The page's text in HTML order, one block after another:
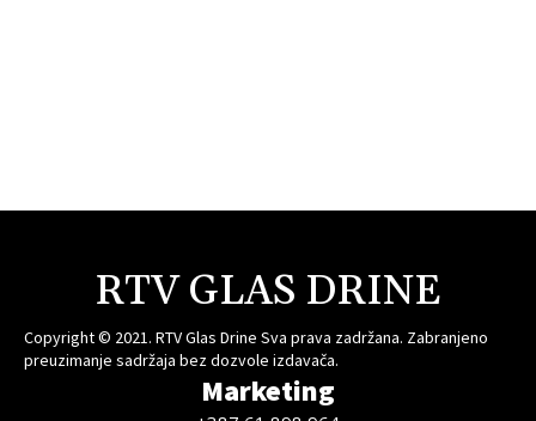
RTV GLAS DRINE
Copyright © 2021. RTV Glas Drine Sva prava zadržana. Zabranjeno
preuzimanje sadržaja bez dozvole izdavača.
Marketing